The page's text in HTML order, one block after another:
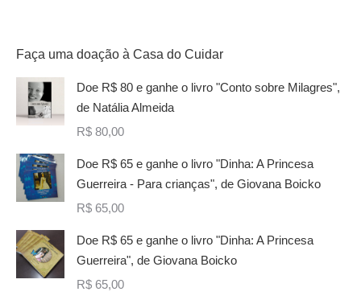
Faça uma doação à Casa do Cuidar
Doe R$ 80 e ganhe o livro "Conto sobre Milagres",
de Natália Almeida
R$ 80,00
Doe R$ 65 e ganhe o livro "Dinha: A Princesa
Guerreira - Para crianças", de Giovana Boicko
R$ 65,00
Doe R$ 65 e ganhe o livro "Dinha: A Princesa
Guerreira", de Giovana Boicko
R$ 65,00